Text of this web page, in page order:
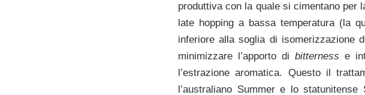
produttiva con la quale si cimentano per
late hopping a bassa temperatura (la
inferiore alla soglia di isomerizzazione
minimizzare l’apporto dibitterness e
l’estrazione aromatica. Questo il
l’australiano Summer e lo